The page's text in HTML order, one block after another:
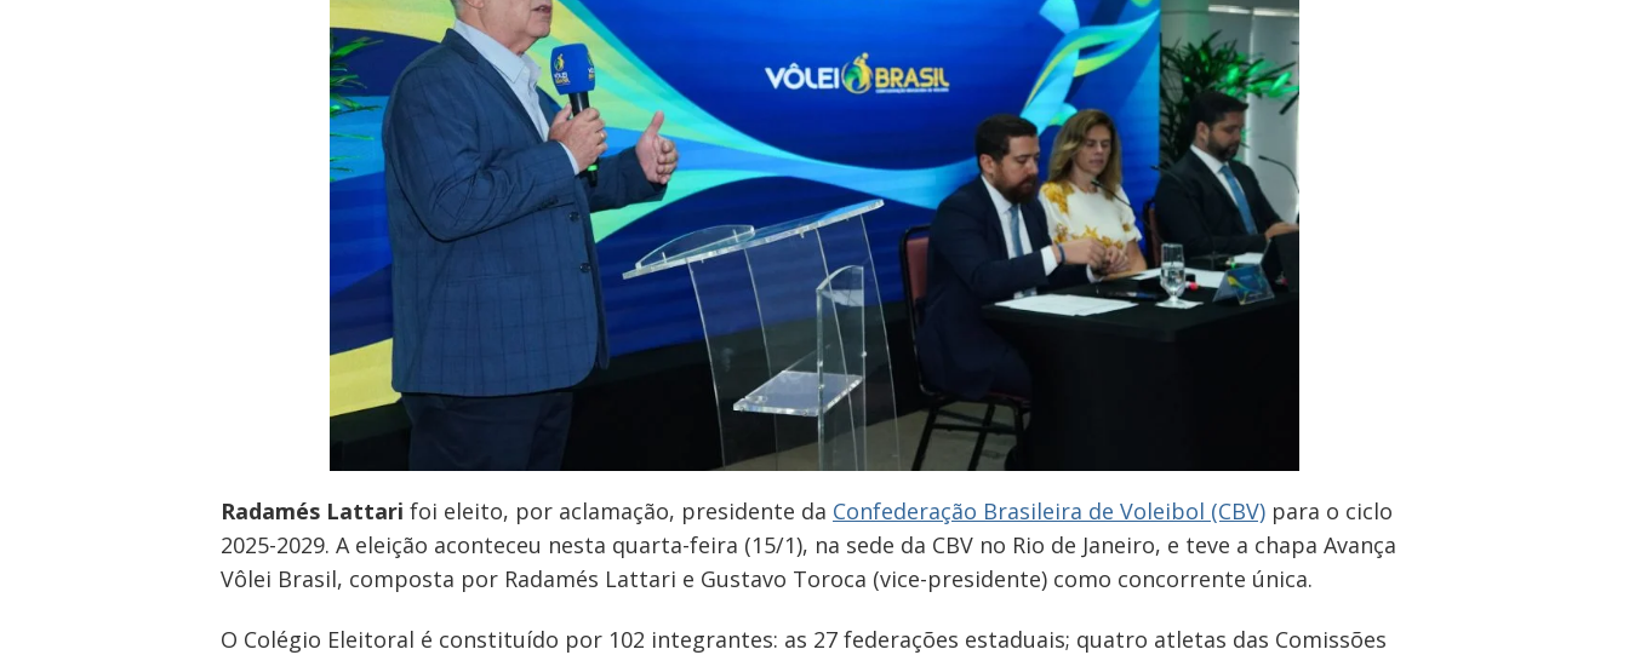
Radamés Lattari foi eleito, por aclamação, presidente da Confederação Brasileira de Voleibol (CBV) para o ciclo
2025-2029. A eleição aconteceu nesta quarta-feira (15/1), na sede da CBV no Rio de Janeiro, e teve a chapa Avança
Vôlei Brasil, composta por Radamés Lattari e Gustavo Toroca (vice-presidente) como concorrente única.
O Colégio Eleitoral é constituído por 102 integrantes: as 27 federações estaduais; quatro atletas das Comissões